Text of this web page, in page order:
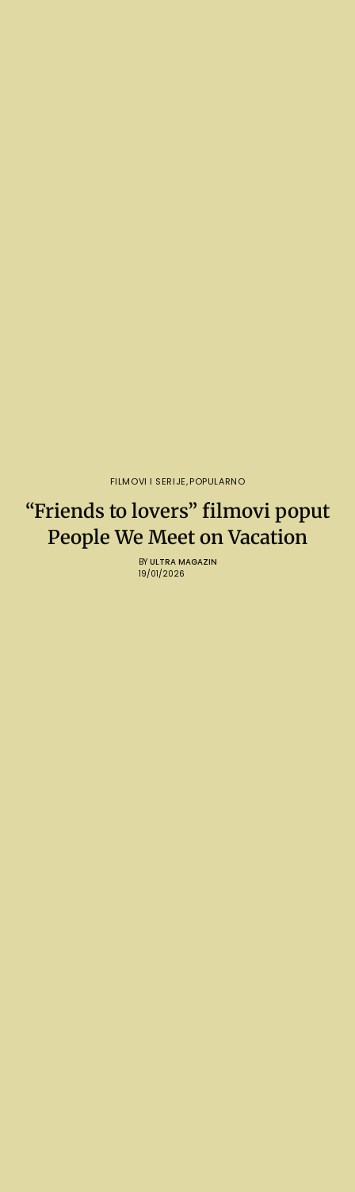
FILMOVI I SERIJE,POPULARNO
“Friends to lovers” filmovi poput
People We Meet on Vacation
BY ULTRA MAGAZIN
19/01/2026